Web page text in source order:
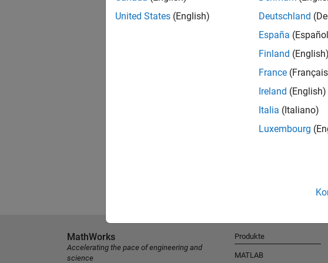
United States (English)
Deutschland
España
Finland (English)
France
Ireland (English)
Italia (Italiano)
Luxembourg
MathWorks
Accelerating the pace of engineering and
science
Produkte
MATLAB